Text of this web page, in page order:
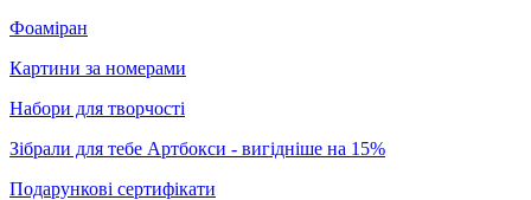
Фоаміран
Картини за номерами
Набори для творчості
Зібрали для тебе Артбокси - вигідніше на 15%
Подарункові сертифікати